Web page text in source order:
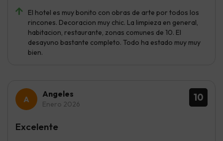
El hotel es muy bonito con obras de arte por todos los
rincones. Decoracion muy chic. La limpieza en general,
habitacion, restaurante, zonas comunes de 10. El
desayuno bastante completo. Todo ha estado muy muy
bien.
10
Angeles
Enero 2026
Excelente